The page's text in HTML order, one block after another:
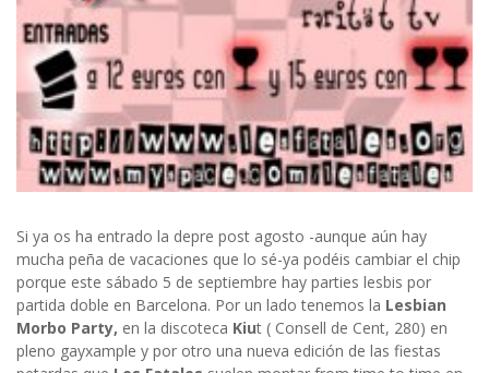
Si ya os ha entrado la depre post agosto -aunque aún hay
mucha peña de vacaciones que lo sé-ya podéis cambiar el chip
porque este sábado 5 de septiembre hay parties lesbis por
partida doble en Barcelona. Por un lado tenemos la Lesbian
Morbo Party, en la discoteca Kiut ( Consell de Cent, 280) en
pleno gayxample y por otro una nueva edición de las fiestas